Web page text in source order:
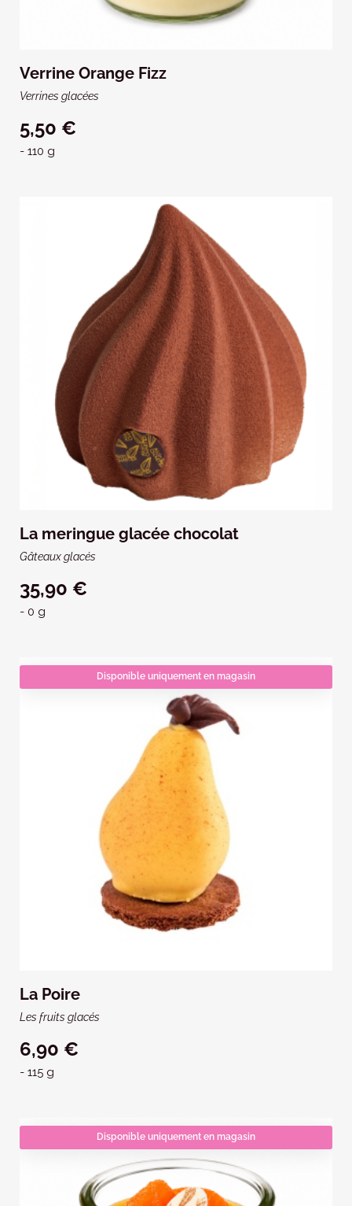
Verrine Orange Fizz
Verrines glacées
5,50 €
- 110 g
La meringue glacée chocolat
Gâteaux glacés
35,90 €
- 0 g
La Poire
Les fruits glacés
6,90 €
- 115 g
Disponible uniquement en magasin
Disponible uniquement en magasin